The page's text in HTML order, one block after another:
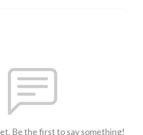
Be the first to say something!